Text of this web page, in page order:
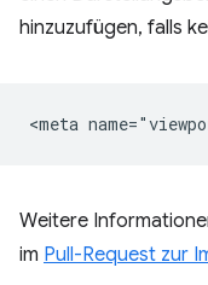
hinzuzufügen, falls
Weitere
im Pull-Request zur